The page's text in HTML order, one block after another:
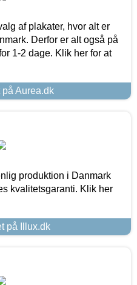
af plakater, hvor alt er
Derfor er alt også på
1-2 dage. Klik her for at
Aurea.dk
produktion i Danmark
kvalitetsgaranti. Klik her
på Illux.dk